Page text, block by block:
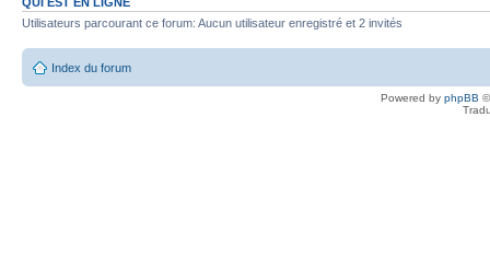
Utilisateurs parcourant ce forum: Aucun utilisateur enregistré et 2 invités
Index du forum
Powered by phpBB